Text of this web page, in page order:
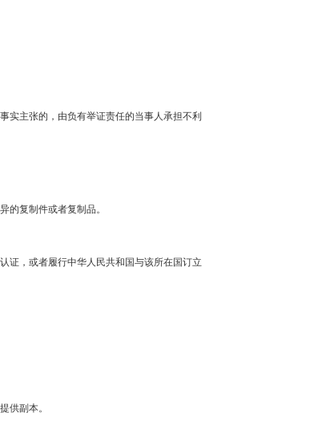
实主张的，由负有举证责任的当事人承担不利
的复制件或者复制品。
证，或者履行中华人民共和国与该所在国订立
供副本。